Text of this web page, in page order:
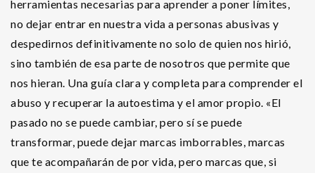
herramientas necesarias para aprender a poner límites,
no dejar entrar en nuestra vida a personas abusivas y
despedirnos definitivamente no solo de quien nos hirió,
sino también de esa parte de nosotros que permite que
nos hieran. Una guía clara y completa para comprender el
abuso y recuperar la autoestima y el amor propio. «El
pasado no se puede cambiar, pero sí se puede
transformar, puede dejar marcas imborrables, marcas
que te acompañarán de por vida, pero marcas que, si